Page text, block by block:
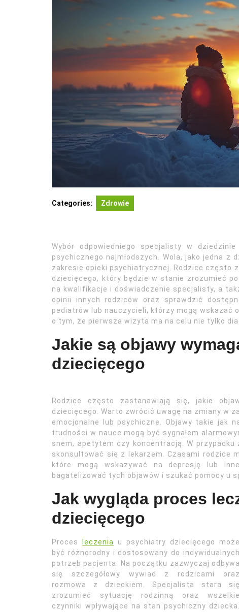
Categories: Zdrowie
Wybór odpowiedniego specjalisty w
psychicznego najmłodszych. Wola, jako jedna
zakresie opieki psychiatrycznej. Rodzice często
dziecięcego, który będzie w stanie zrozumieć
na kwalifikacje i doświadczenie specjalisty, a
opinii innych rodziców oraz sprawdzić
pediatrów lub nauczycieli, którzy mogą wskazać
o tym, że pierwsza wizyta ma na celu nie tylko
Jakie są objawy
dziecięcego
Rodzice często zastanawiają się, jakie
dziecięcego. Warto zwrócić uwagę na zmiany w
emocjonalne lub psychiczne. Objawy takie jak
trudności w nauce mogą być sygnałem
snem, apetytem czy koncentracją. W
skonsultować się z lekarzem. Czasami rodzice
które mogą wskazywać na depresję lub
bagatelizować tych objawów i szukać pomocy u
Jak wygląda proces
dziecięcego
Proces leczenia
u psychiatry dziecięcego może
być różnorodny i dostosowany do indywidualnych
potrzeb pacjenta. Na początku zazwyczaj odbywa
się szczegółowy wywiad z rodzicami oraz
rozmowa z dzieckiem. Specjalista stara się
zrozumieć sytuację rodzinną oraz wszelkie
czynniki wpływające na stan psychiczny dziecka.